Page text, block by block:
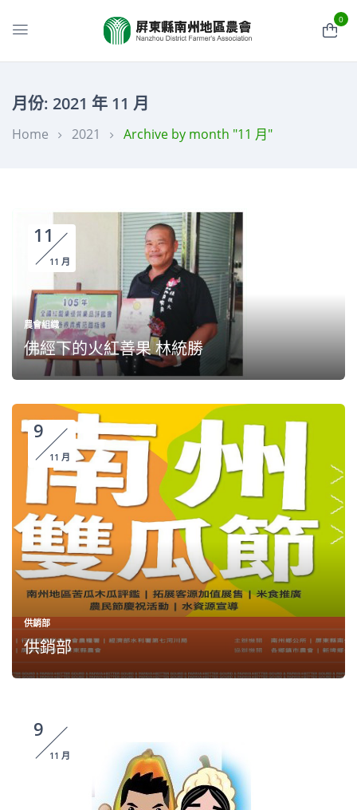
0
月份: 2021 年 11 月
Home 2021 Archive by month "11 月"
11
11 月
農會組織
佛經下的火紅善果 林統勝
9
11 月
供銷部
供銷部
9
11 月